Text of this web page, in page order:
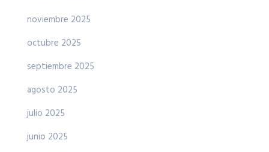
noviembre 2025
octubre 2025
septiembre 2025
agosto 2025
julio 2025
junio 2025